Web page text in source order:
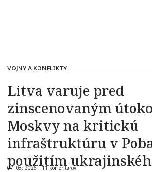
VOJNY A KONFLIKTY
Litva varuje pred
zinscenovaným
Moskvy na kritickú
infraštruktúru v
použitím
07. 08. 2026 |11 komentárov